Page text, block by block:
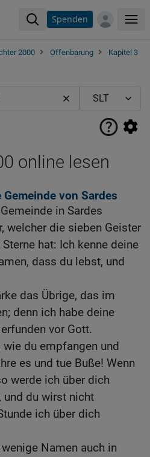
Spenden
2000 Offenbarung
Kapitel 3
online lesen
von Sardes
in Sardes
welcher die sieben Geister
hat: Ich kenne deine
dass du lebst, und
das Übrige, das im
denn ich habe deine
vor Gott.
wie du empfangen und
es und tue Buße! Wenn
werde ich über dich
und du wirst nicht
ich über dich
Namen auch in